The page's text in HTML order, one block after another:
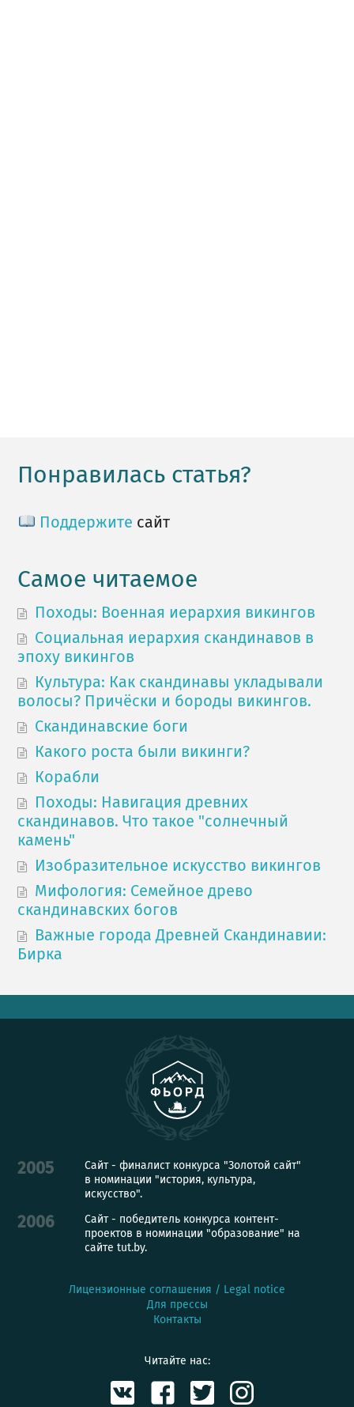
Понравилась статья?
Поддержите сайт
Самое читаемое
Походы: Военная иерархия викингов
Социальная иерархия скандинавов в
эпоху викингов
Культура: Как скандинавы укладывали
волосы? Причёски и бороды викингов.
Скандинавские боги
Какого роста были викинги?
Корабли
Походы: Навигация древних
скандинавов. Что такое "солнечный
камень"
Изобразительное искусство викингов
Мифология: Семейное древо
скандинавских богов
Важные города Древней Скандинавии:
Бирка
2005
Сайт - финалист конкурса "Золотой сайт"
в номинации "история, культура,
искусство".
2006
Сайт - победитель конкурса контент-
проектов в номинации "образование" на
сайте tut.by.
Лицензионные соглашения / Legal notice
Для прессы
Контакты
Читайте нас: